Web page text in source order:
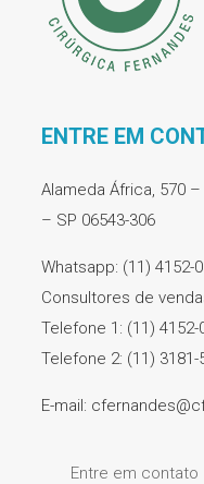
ENTRE EM
Alameda África, 570
– SP 06543-306
Whatsapp: (11) 4152-
Consultores de
Telefone 1: (11) 4152-
Telefone 2: (11) 3181-
E-mail:
Entre em contato